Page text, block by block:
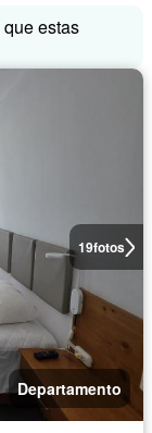
estas
19fotos
Departamento